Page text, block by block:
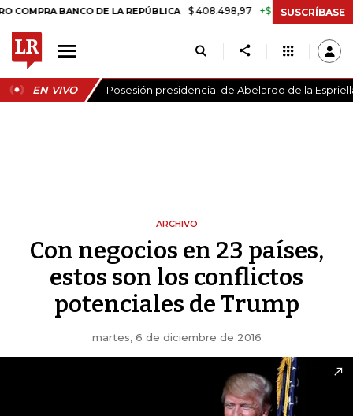
BANCO DE LA REPÚBLICA $ 408.498,97 +$ 8.753,81 +2,19%
SUSCRÍBASE
EN VIVO Posesión presidencial de Abelardo de la
ARCHIVO
Con negocios en 23 países,
estos son los conflictos
potenciales de Trump
martes, 6 de diciembre de 2016